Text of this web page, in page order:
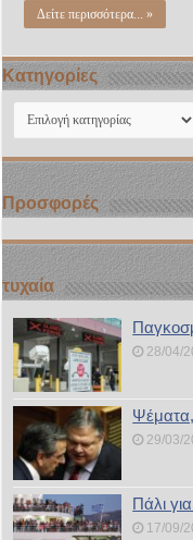
Δείτε περισσότερα... »
Kατηγορίες
Kατηγορίες
Προσφορές
τυχαία
28/04/
29/03/
Πάλι
17/09/